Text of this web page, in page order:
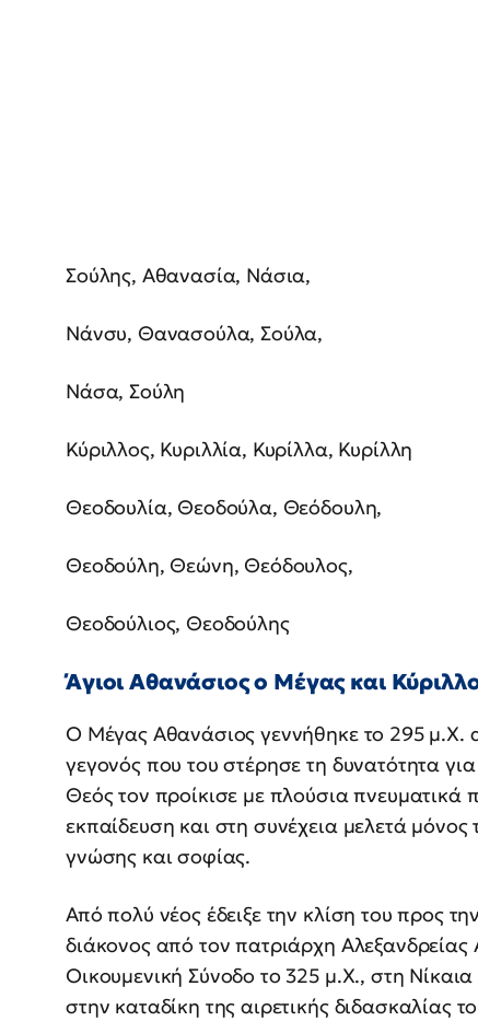
Σούλης, Αθανασία, Νάσια,
Νάνσυ, Θανασούλα, Σούλα,
Νάσα, Σούλη
Κύριλλος, Κυριλλία, Κυρίλλα, Κυρίλλη
Θεοδουλία, Θεοδούλα, Θεόδουλη,
Θεοδούλη, Θεώνη, Θεόδουλος,
Θεοδούλιος, Θεοδούλης
Άγιοι Αθανάσιος ο Μέγας και
Ο Μέγας Αθανάσιος γεννήθηκε το 295 μ.Χ.
γεγονός που του στέρησε τη δυνατότητα
Θεός τον προίκισε με πλούσια πνευματικά
εκπαίδευση και στη συνέχεια μελετά
γνώσης και σοφίας.
Από πολύ νέος έδειξε την κλίση του προς
διάκονος από τον πατριάρχη
Οικουμενική Σύνοδο το 325 μ.Χ., στη
στην καταδίκη της αιρετικής διδασκαλίας